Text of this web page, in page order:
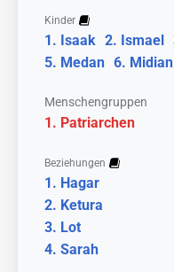
Kinder
Isaak Ismael
Medan
Midian
Menschengruppen
Patriarchen
Beziehungen
Hagar
Ketura
Lot
Sarah